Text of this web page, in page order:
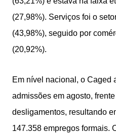
(27,98%). Serviços foi o
(43,98%), seguido por
(20,92%).
Em nível nacional, o Caged
admissões em agosto,
desligamentos, resultando
147.358 empregos formais.